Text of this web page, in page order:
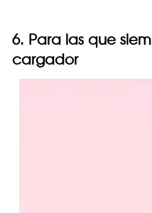
6. Para las que
cargador